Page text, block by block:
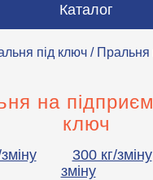
Каталог
машини
хімчистка
під ключ / Пральня
на
ключ
300 кг/зміну
зміну